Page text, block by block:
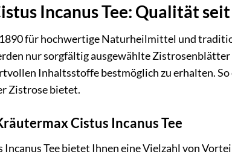
Incanus Tee: Qualität
für hochwertige Naturheilmittel und
nur sorgfältig ausgewählte
Inhaltsstoffe bestmöglich zu erhalten.
Zistrose bietet.
Cistus Incanus Tee
Tee bietet Ihnen eine Vielzahl von